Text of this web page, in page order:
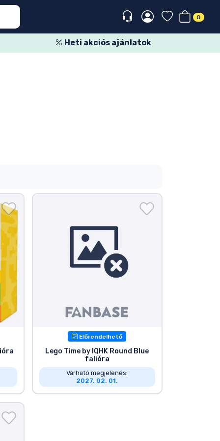
0
Heti akciós ajánlatok
Előrendelhető
Lego Time by IQHK Round Blue
falióra
Várható megjelenés:
2027. 02. 01.